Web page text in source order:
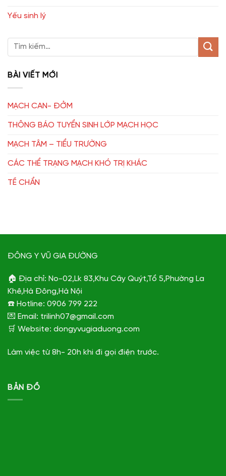
Yếu sinh lý
BÀI VIẾT MỚI
MẠCH CAN- ĐỞM
THÔNG BÁO TUYỂN SINH LỚP MẠCH HỌC
MẠCH TÂM – TIỂU TRƯỜNG
CÁC THỂ TRẠNG MẠCH KHÓ TRỊ KHÁC
TỀ CHẨN
ĐÔNG Y VŨ GIA ĐƯỜNG
🏠 Địa chỉ: No-02,Lk 83,Khu Cây Quýt,Tổ 5,Phường La
Khê,Hà Đông,Hà Nội
☎️ Hotline: 0906 799 222
💌 Email: trilinh07@gmail.com
🛒 Website: dongyvugiaduong.com
Làm việc từ 8h- 20h khi đi gọi điện trước.
BẢN ĐỒ